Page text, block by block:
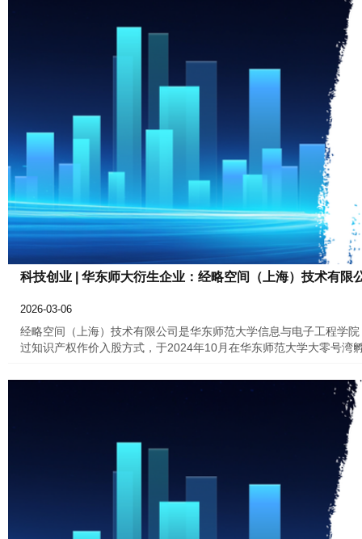
科技创业 | 华东师大衍生企业：经略空间（上海）技术有限
2026-03-06
经略空间（上海）技术有限公司是华东师范大学信息与电子工程学
过知识产权作价入股方式，于2024年10月在华东师范大学大零号
够批量生产氢钟产品的厂家只有美国的Microchip/microsemi和俄罗
略空间是目前国内唯一具有氢原子钟自主核心知识产权、掌握全流